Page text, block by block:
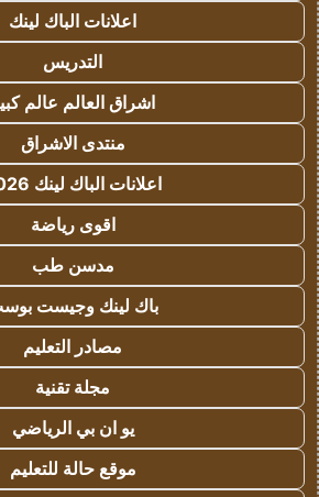
اعلانات الباك لينك
التدريس
اشراق العالم عالم
منتدى الاشراق
اعلانات الباك لينك 2026
اقوى رياضة
مدسن طب
باك لينك وجيست
مصادر التعليم
مجلة تقنية
يو ان بي الرياضي
موقع حالة للتعليم